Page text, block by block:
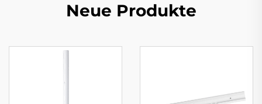
Neue Produkte